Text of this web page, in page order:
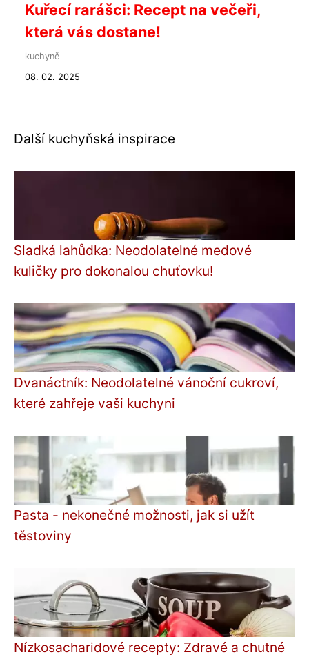
Kuřecí rarášci: Recept na večeři,
která vás dostane!
kuchyně
08. 02. 2025
Další kuchyňská inspirace
Sladká lahůdka: Neodolatelné medové
kuličky pro dokonalou chuťovku!
Dvanáctník: Neodolatelné vánoční cukroví,
které zahřeje vaši kuchyni
Pasta - nekonečné možnosti, jak si užít
těstoviny
Nízkosacharidové recepty: Zdravé a chutné